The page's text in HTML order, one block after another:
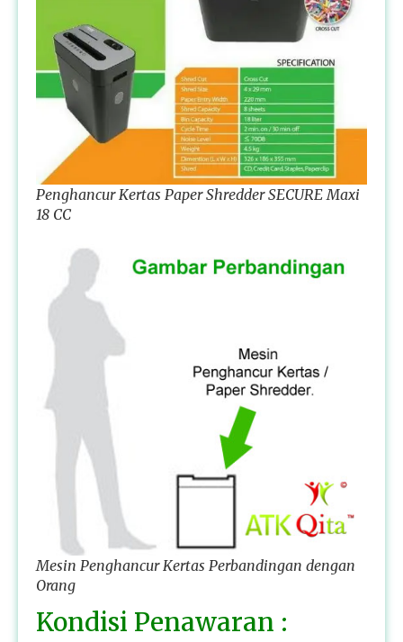
Penghancur Kertas Paper Shredder SECURE Maxi
18 CC
Mesin Penghancur Kertas Perbandingan dengan
Orang
Kondisi Penawaran :